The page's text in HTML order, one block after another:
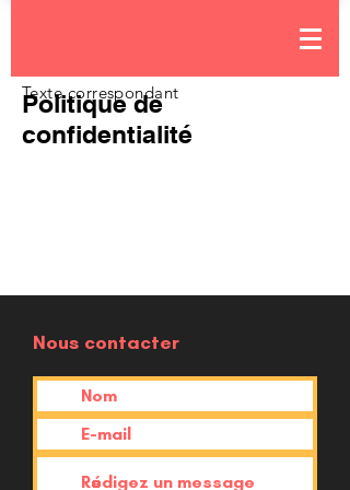
Politique de
confidentialité
Texte correspondant
Nous contacter